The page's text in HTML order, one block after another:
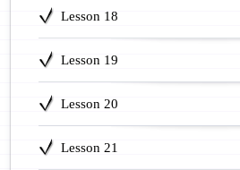
Lesson 18
Lesson 19
Lesson 20
Lesson 21